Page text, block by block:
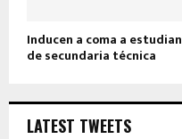
Inducen a coma a
de secundaria técnica
LATEST TWEETS